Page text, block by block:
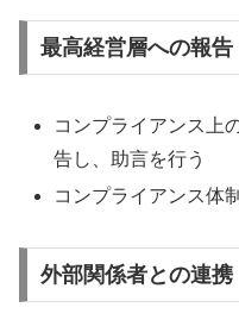
最高経営層への報告
コンプライアンス上
告し、助言を行う
コンプライアンス体
外部関係者との連携